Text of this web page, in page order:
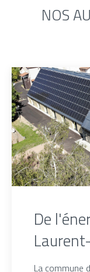
NOS
De
La commune